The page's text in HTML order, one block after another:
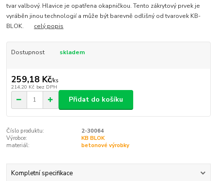
tvar valbový. Hlavice je opatřena okapničkou. Tento zákrytový prvek je
vyráběn jinou technologií a může být barevně odlišný od tvarovek KB-
BLOK. celý popis
Dostupnost skladem
259,18 Kč/ks
214,20 Kč bez DPH
Přidat do košíku
Číslo produktu:
2-30064
Výrobce:
KB BLOK
materiál:
betonové výrobky
Kompletní specifikace